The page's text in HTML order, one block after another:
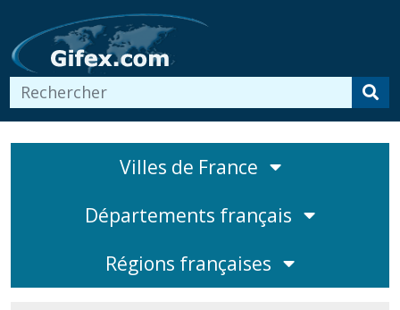
Villes de France
Départements français
Régions françaises